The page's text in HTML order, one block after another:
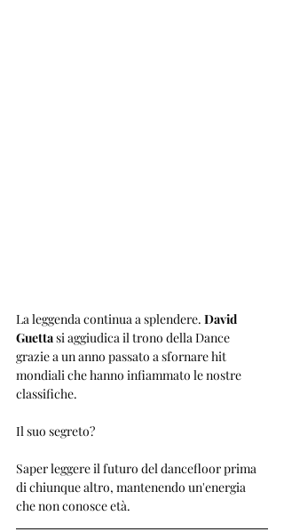
La leggenda continua a splendere. David
Guetta si aggiudica il trono della Dance
grazie a un anno passato a sfornare hit
mondiali che hanno infiammato le nostre
classifiche.
Il suo segreto?
Saper leggere il futuro del dancefloor prima
di chiunque altro, mantenendo un'energia
che non conosce età.